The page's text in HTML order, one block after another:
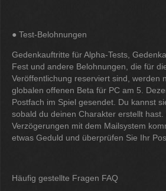
● Test-Belohnungen
Gedenkauftritte für Alpha-Tests,
Fest und andere Belohnungen, die für
Veröffentlichung reserviert sind, werden
globalen offenen Beta für PC am 5.
Postfach im Spiel gesendet. Du kannst
sobald du deinen Charakter erstellt
Verzögerungen mit dem Mailsystem
etwas Geduld und überprüfen Sie Ihr
Häufig gestellte Fragen FAQ